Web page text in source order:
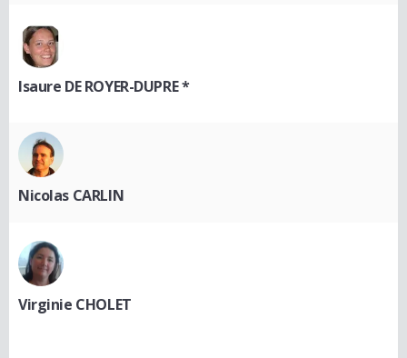
Isaure DE ROYER-DUPRE *
Nicolas CARLIN
Virginie CHOLET